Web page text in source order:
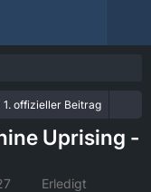
1. offizieller Beitrag
Uprising -
Erledigt